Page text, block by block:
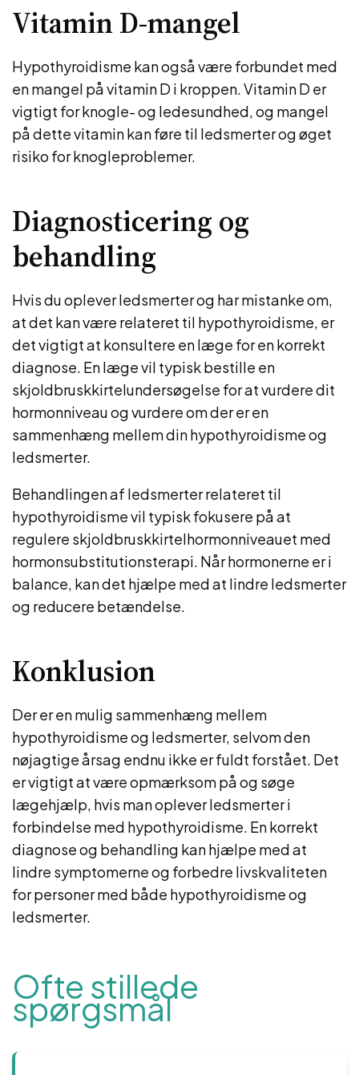
Vitamin D-mangel
Hypothyroidisme kan også være forbundet med
en mangel på vitamin D i kroppen. Vitamin D er
vigtigt for knogle- og ledesundhed, og mangel
på dette vitamin kan føre til ledsmerter og øget
risiko for knogleproblemer.
Diagnosticering og
behandling
Hvis du oplever ledsmerter og har mistanke om,
at det kan være relateret til hypothyroidisme, er
det vigtigt at konsultere en læge for en korrekt
diagnose. En læge vil typisk bestille en
skjoldbruskkirtelundersøgelse for at vurdere dit
hormonniveau og vurdere om der er en
sammenhæng mellem din hypothyroidisme og
ledsmerter.
Behandlingen af ledsmerter relateret til
hypothyroidisme vil typisk fokusere på at
regulere skjoldbruskkirtelhormonniveauet med
hormonsubstitutionsterapi. Når hormonerne er i
balance, kan det hjælpe med at lindre ledsmerter
og reducere betændelse.
Konklusion
Der er en mulig sammenhæng mellem
hypothyroidisme og ledsmerter, selvom den
nøjagtige årsag endnu ikke er fuldt forstået. Det
er vigtigt at være opmærksom på og søge
lægehjælp, hvis man oplever ledsmerter i
forbindelse med hypothyroidisme. En korrekt
diagnose og behandling kan hjælpe med at
lindre symptomerne og forbedre livskvaliteten
for personer med både hypothyroidisme og
ledsmerter.
Ofte stillede
spørgsmål